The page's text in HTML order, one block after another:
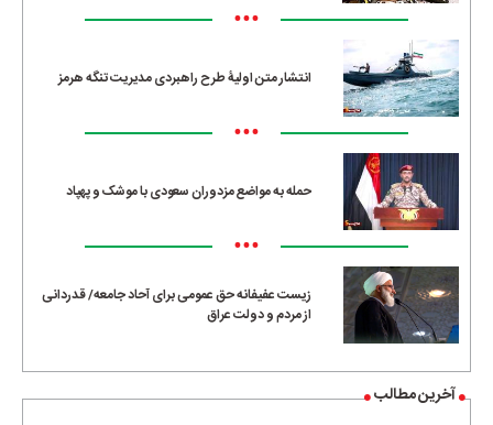
•••
انتشار متن اولیۀ طرح راهبردی مدیریت تنگه هرمز
•••
حمله به مواضع مزدوران سعودی با موشک و پهپاد
•••
زیست عفیفانه حق عمومی برای آحاد جامعه/ قدردانی
از مردم و دولت عراق
آخرین مطالب